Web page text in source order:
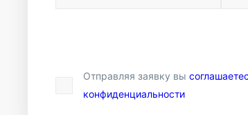
Отправляя заявку вы
конфиденциальности